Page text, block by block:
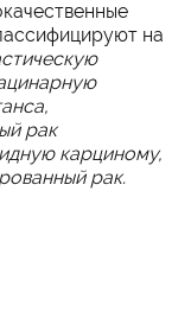
на
рак
карциному,
рак.